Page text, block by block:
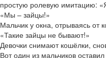
простую ролевую имитацию:
«Мы – зайцы!»
Мальчик у окна, отрываясь от
«Такие зайцы не бывают!»
Девочки снимают кошёлки,
Вот один из мальчиков